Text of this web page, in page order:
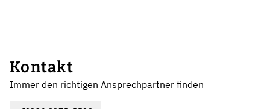
Kontakt
Immer den richtigen Ansprechpartner finden